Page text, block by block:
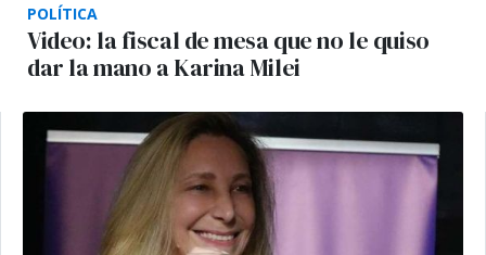
POLÍTICA
Video: la fiscal de mesa que no le quiso
dar la mano a Karina Milei